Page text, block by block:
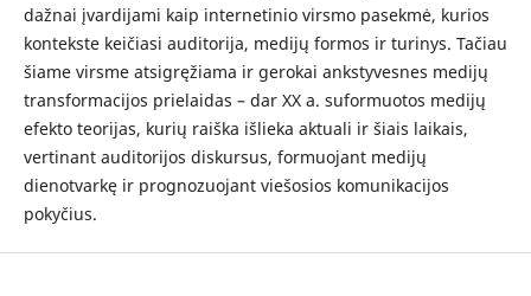
dažnai įvardijami kaip internetinio virsmo pasekmė, kurios
kontekste keičiasi auditorija, medijų formos ir turinys. Tačiau
šiame virsme atsigręžiama ir gerokai ankstyvesnes medijų
transformacijos prielaidas – dar XX a. suformuotos medijų
efekto teorijas, kurių raiška išlieka aktuali ir šiais laikais,
vertinant auditorijos diskursus, formuojant medijų
dienotvarkę ir prognozuojant viešosios komunikacijos
pokyčius.